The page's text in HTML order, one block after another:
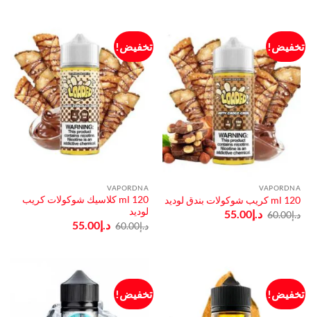
تخفيض!
VAPORDNA
120 ml كريب شوكولات بندق لوديد
د.إ60.00 السعر
الأصلي
د.إ55.00السعر
الحالي
تخفيض!
VAPORDNA
120 ml كلاسيك شوكولات كريب
لوديد
د.إ60.00 السعر
الأصلي
د.إ55.00السعر
الحالي
تخفيض! تخفيض!